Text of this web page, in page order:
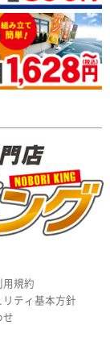
規約
ティ基本方針
せ